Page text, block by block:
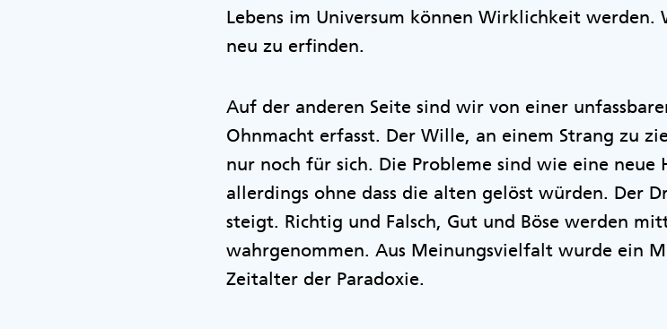
Lebens im Universum können Wirklichkeit werden.
neu zu erfinden.
Auf der anderen Seite sind wir von einer
Ohnmacht erfasst. Der Wille, an einem Strang zu
nur noch für sich. Die Probleme sind wie eine neue
allerdings ohne dass die alten gelöst würden. Der
steigt. Richtig und Falsch, Gut und Böse werden
wahrgenommen. Aus Meinungsvielfalt wurde ein
Zeitalter der Paradoxie.